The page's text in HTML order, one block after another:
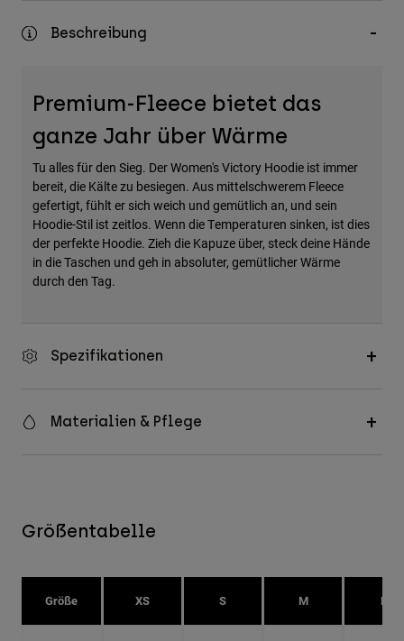
Hüte & Mützen
Alle anzeigen
Beschreibung
Premium-Fleece bietet das
ganze Jahr über Wärme
Tu alles für den Sieg. Der Women's Victory Hoodie ist immer
bereit, die Kälte zu besiegen. Aus mittelschwerem Fleece
gefertigt, fühlt er sich weich und gemütlich an, und sein
Hoodie-Stil ist zeitlos. Wenn die Temperaturen sinken, ist dies
der perfekte Hoodie. Zieh die Kapuze über, steck deine Hände
in die Taschen und geh in absoluter, gemütlicher Wärme
durch den Tag.
Spezifikationen
Materialien & Pflege
Größentabelle
Größe XS S M L